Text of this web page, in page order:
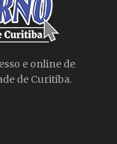
e online de
de Curitiba.